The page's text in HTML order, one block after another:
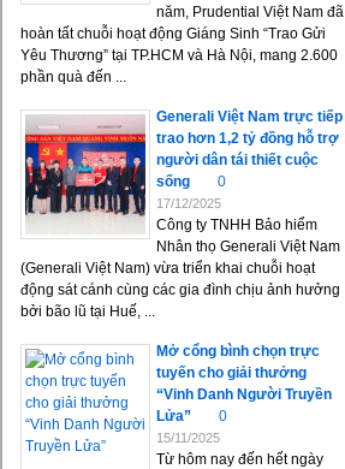
năm, Prudential Việt Nam đã
hoàn tất chuỗi hoạt động Giáng Sinh “Trao Gửi
Yêu Thương” tại TP.HCM và Hà Nội, mang 2.600
phần quà đến ...
Generali Việt Nam trực tiếp
trao hơn 1,2 tỷ đồng hỗ trợ
người dân tái thiết cuộc
sống
0
17/12/2025
Công ty TNHH Bảo hiểm
Nhân thọ Generali Việt Nam
(Generali Việt Nam) vừa triển khai chuỗi hoạt
động sát cánh cùng các gia đình chịu ảnh hưởng
bởi bão lũ tại Huế, ...
Mở cổng bình chọn trực
tuyến cho giải thưởng
“Vinh Danh Người Truyền
Lửa”
0
15/11/2025
Từ hôm nay đến hết ngày